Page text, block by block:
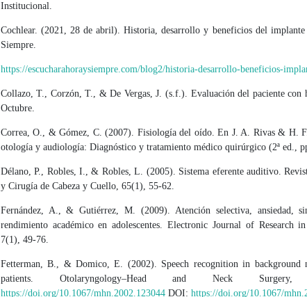
Institucional.
Cochlear. (2021, 28 de abril). Historia, desarrollo y beneficios del implante
Siempre.
https://escucharahoraysiempre.com/blog2/historia-desarrollo-beneficios-
Collazo, T., Corzón, T., & De Vergas, J. (s.f.). Evaluación del paciente con
Octubre.
Correa, O., & Gómez, C. (2007). Fisiología del oído. En J. A. Rivas & H.
otología y audiología: Diagnóstico y tratamiento médico quirúrgico (2ª ed.,
Délano, P., Robles, I., & Robles, L. (2005). Sistema eferente auditivo.
y Cirugía de Cabeza y Cuello, 65(1), 55-62.
Fernández, A., & Gutiérrez, M. (2009). Atención selectiva, ansiedad,
rendimiento académico en adolescentes. Electronic Journal of Research
7(1), 49-76.
Fetterman, B., & Domico, E. (2002). Speech recognition in background
patients. Otolaryngology–Head and Neck
https://doi.org/10.1067/mhn.2002.123044DOI: https://doi.org/10.1067/